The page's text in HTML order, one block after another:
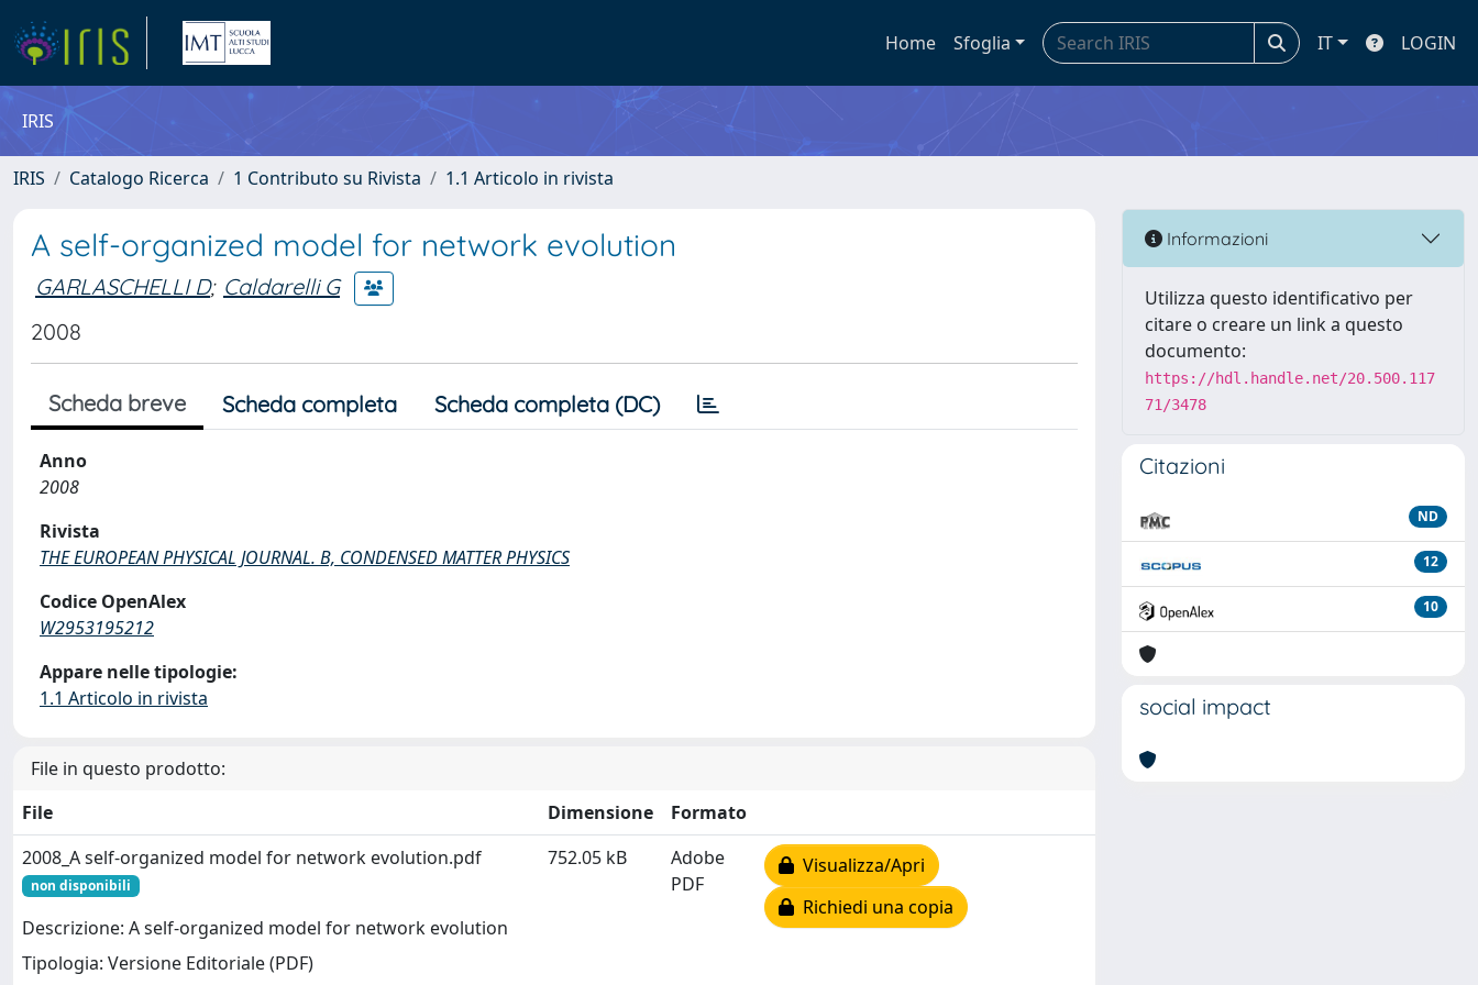
Home Sfoglia IT LOGIN
IRIS
IRIS Catalogo Ricerca 1 Contributo su Rivista 1.1 Articolo in rivista
A self-organized model for network evolution
GARLASCHELLI D; Caldarelli G
2008
Scheda breve Scheda completa Scheda completa (DC)
Anno
2008
Rivista
THE EUROPEAN PHYSICAL JOURNAL. B, CONDENSED MATTER PHYSICS
Codice OpenAlex
W2953195212
Appare nelle tipologie:
1.1 Articolo in rivista
File in questo prodotto:
File
Dimensione
Formato
2008_A self-organized model for network evolution.pdf
non disponibili
Descrizione: A self-organized model for network evolution
Tipologia: Versione Editoriale (PDF)
752.05 kB
Adobe
PDF
Visualizza/Apri
Richiedi una copia
Informazioni
Utilizza questo identificativo per
citare o creare un link a questo
documento:
https://hdl.handle.net/20.500.117
71/3478
Citazioni
ND
12
10
social impact